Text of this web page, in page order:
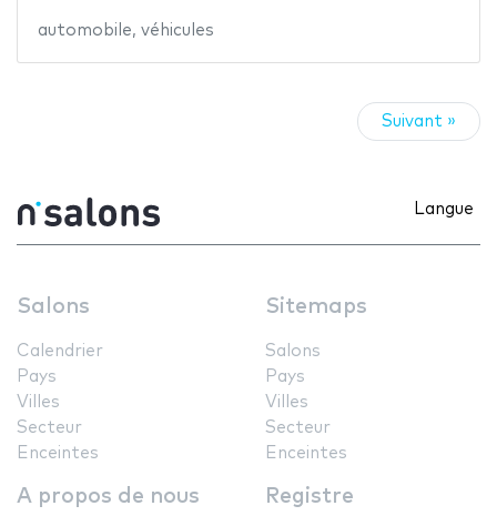
automobile, véhicules
Suivant »
Langue
Salons
Calendrier
Pays
Villes
Secteur
Enceintes
Sitemaps
Salons
Pays
Villes
Secteur
Enceintes
A propos de nous Registre